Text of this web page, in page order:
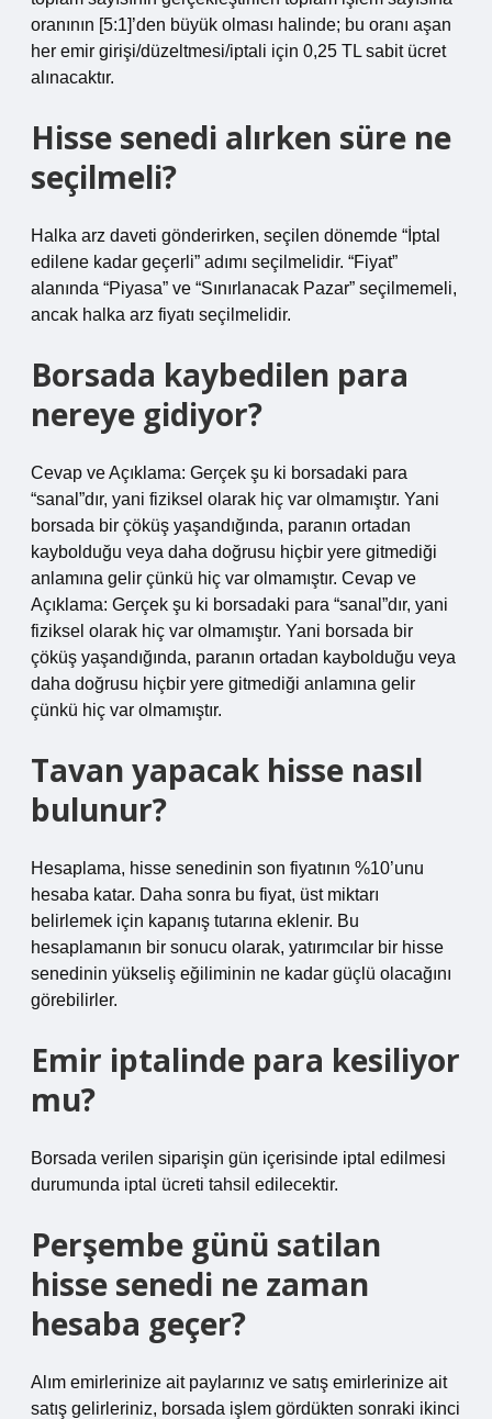
oranının [5:1]’den büyük olması halinde; bu oranı aşan
her emir girişi/düzeltmesi/iptali için 0,25 TL sabit ücret
alınacaktır.
Hisse senedi alırken süre ne
seçilmeli?
Halka arz daveti gönderirken, seçilen dönemde “İptal
edilene kadar geçerli” adımı seçilmelidir. “Fiyat”
alanında “Piyasa” ve “Sınırlanacak Pazar” seçilmemeli,
ancak halka arz fiyatı seçilmelidir.
Borsada kaybedilen para
nereye gidiyor?
Cevap ve Açıklama: Gerçek şu ki borsadaki para
“sanal”dır, yani fiziksel olarak hiç var olmamıştır. Yani
borsada bir çöküş yaşandığında, paranın ortadan
kaybolduğu veya daha doğrusu hiçbir yere gitmediği
anlamına gelir çünkü hiç var olmamıştır. Cevap ve
Açıklama: Gerçek şu ki borsadaki para “sanal”dır, yani
fiziksel olarak hiç var olmamıştır. Yani borsada bir
çöküş yaşandığında, paranın ortadan kaybolduğu veya
daha doğrusu hiçbir yere gitmediği anlamına gelir
çünkü hiç var olmamıştır.
Tavan yapacak hisse nasıl
bulunur?
Hesaplama, hisse senedinin son fiyatının %10’unu
hesaba katar. Daha sonra bu fiyat, üst miktarı
belirlemek için kapanış tutarına eklenir. Bu
hesaplamanın bir sonucu olarak, yatırımcılar bir hisse
senedinin yükseliş eğiliminin ne kadar güçlü olacağını
görebilirler.
Emir iptalinde para kesiliyor
mu?
Borsada verilen siparişin gün içerisinde iptal edilmesi
durumunda iptal ücreti tahsil edilecektir.
Perşembe günü satilan
hisse senedi ne zaman
hesaba geçer?
Alım emirlerinize ait paylarınız ve satış emirlerinize ait
satış gelirleriniz, borsada işlem gördükten sonraki ikinci